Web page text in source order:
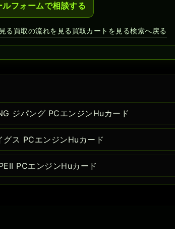
ルフォームで相談する
る買取の流れを見る買取カートを見る検索へ戻る
ジパング PCエンジンHuカード
グス PCエンジンHuカード
PCエンジンHuカード